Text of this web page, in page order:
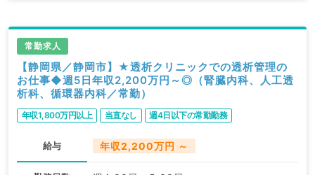
常勤求人
【静岡県／静岡市】★透析クリニックでの透析管理の
お仕事◆週5日年収2,200万円～◎（腎臓内科、人工透
析科、循環器内科／常勤）
年収1,800万円以上 当直なし 週4日以下の常勤勤務
給与 年収2,200万円 ～